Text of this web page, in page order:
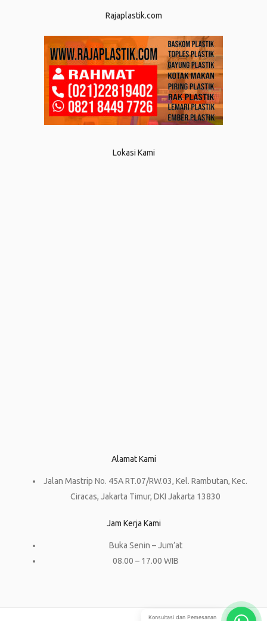
Rajaplastik.com
Lokasi Kami
Alamat Kami
Jalan Mastrip No. 45A RT.07/RW.03, Kel. Rambutan, Kec.
Ciracas, Jakarta Timur, DKI Jakarta 13830
Jam Kerja Kami
Buka Senin – Jum’at
08.00 – 17.00 WIB
Konsultasi dan Pemesanan